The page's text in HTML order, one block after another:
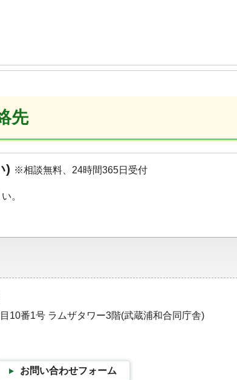
先
) ※相談無料、24時間365日受付
。
10番1号 ラムザタワー3階(武蔵浦和合同庁舎)
お問い合わせフォーム